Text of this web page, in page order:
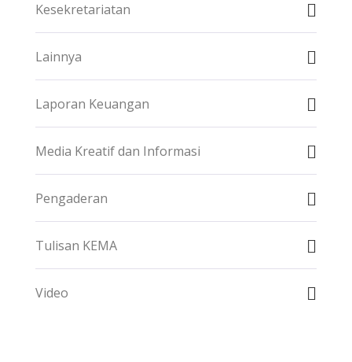
Kesekretariatan
Lainnya
Laporan Keuangan
Media Kreatif dan Informasi
Pengaderan
Tulisan KEMA
Video